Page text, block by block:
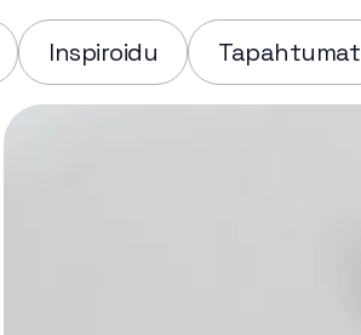
Inspiroidu Tapahtumat